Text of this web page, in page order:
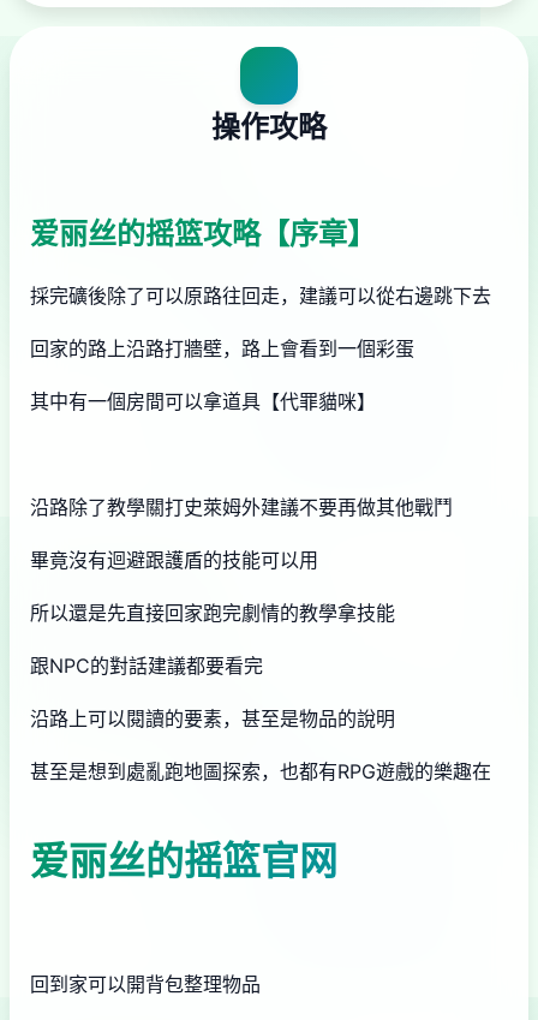
操作攻略
爱丽丝的摇篮攻略【序章】
採完礦後除了可以原路往回走，建議可以從右邊跳下去
回家的路上沿路打牆壁，路上會看到一個彩蛋
其中有一個房間可以拿道具【代罪貓咪】
沿路除了教學關打史萊姆外建議不要再做其他戰鬥
畢竟沒有迴避跟護盾的技能可以用
所以還是先直接回家跑完劇情的教學拿技能
跟NPC的對話建議都要看完
沿路上可以閱讀的要素，甚至是物品的說明
甚至是想到處亂跑地圖探索，也都有RPG遊戲的樂趣在
爱丽丝的摇篮官网
回到家可以開背包整理物品